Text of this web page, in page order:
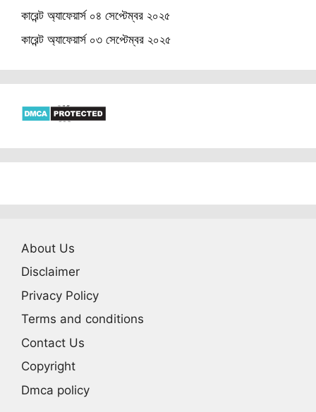
কারেন্ট অ্যাফেয়ার্স ০৪ সেপ্টেম্বর ২০২৫
কারেন্ট অ্যাফেয়ার্স ০৩ সেপ্টেম্বর ২০২৫
About Us
Disclaimer
Privacy Policy
Terms and conditions
Contact Us
Copyright
Dmca policy